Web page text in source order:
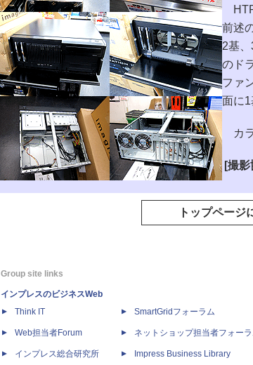
前述
2基
のド
ファ
面に1
カラ
[撮
トップページ
Group site links
インプレスのビジネスWeb
Think IT
Web担当者Forum
インプレス総合研究所
SmartGridフォーラム
ネットショップ担当者フォー
Impress Business Library